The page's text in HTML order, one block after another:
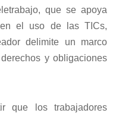
que se apoya
en el uso de las TICs,
delimite un marco
y obligaciones
que los trabajadores